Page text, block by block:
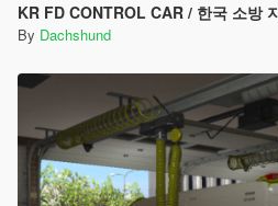
KR FD CONTROL CAR / 한국 소방
By Dachshund